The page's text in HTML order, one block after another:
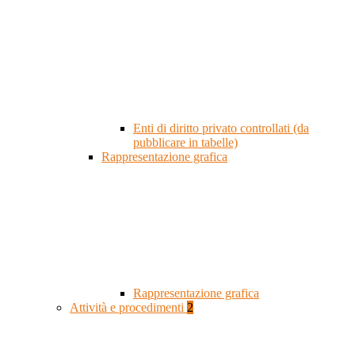
Enti di diritto privato controllati (da
pubblicare in tabelle)
Rappresentazione grafica
Rappresentazione grafica
Attività e procedimenti 2